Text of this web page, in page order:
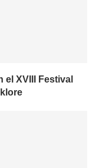
XVIII Festival